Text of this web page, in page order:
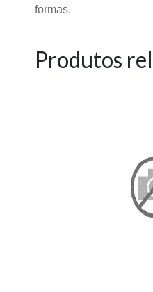
formas.
Produtos